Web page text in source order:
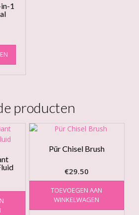
1
Dit
heeft
meerdere
optie
gekozen
producten
Pür Chisel Brush
€29.50
TOEVOEGEN AAN
WINKELWAGEN